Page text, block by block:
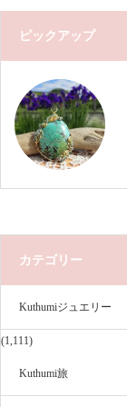
ピックアップ
カテゴリー
Kuthumiジュエリー
(1,111)
Kuthumi旅